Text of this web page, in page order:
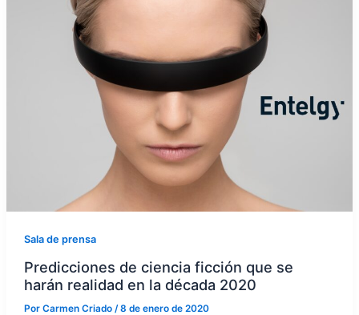
Sala de prensa
Predicciones de ciencia ficción que se
harán realidad en la década 2020
Por Carmen Criado /8 de enero de 2020